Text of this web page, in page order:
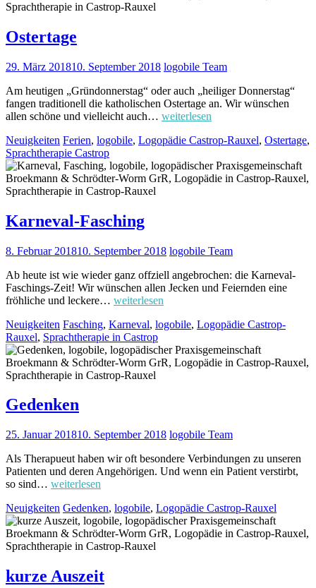
Ostertage
29. März 201810. September 2018 logobile Team
Am heutigen „Gründonnerstag“ oder auch „heiliger Donnerstag“
fangen traditionell die katholischen Ostertage an. Wir wünschen
allen schöne und vielleicht auch… weiterlesen
Neuigkeiten Ferien, logobile, Logopädie Castrop-Rauxel, Ostertage,
Sprachtherapie Castrop
Karneval-Fasching
8. Februar 201810. September 2018 logobile Team
Ab heute ist wie wieder ganz offziell angebrochen: die Karneval-
Faschings-Zeit! Wir wünschen allen Jecken und Feiernden eine
fröhliche und leckere… weiterlesen
Neuigkeiten Fasching, Karneval, logobile, Logopädie Castrop-
Rauxel, Sprachtherapie in Castrop
Gedenken
25. Januar 201810. September 2018 logobile Team
Als Therapueut haben wir oft besondere Verbindungen zu unseren
Patienten und deren Angehörigen. Und wenn ein Patient verstirbt,
so sind… weiterlesen
Neuigkeiten Gedenken, logobile, Logopädie Castrop-Rauxel
kurze Auszeit